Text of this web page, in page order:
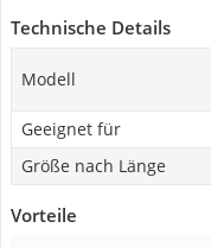
Technische Details
Modell
Geeignet für
Größe nach Länge
Vorteile